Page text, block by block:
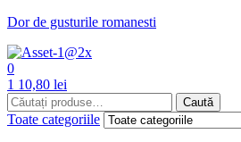
Dor de gusturile romanesti
Menu
0
1 10,80 lei
Caută
Caută
Toate categoriile